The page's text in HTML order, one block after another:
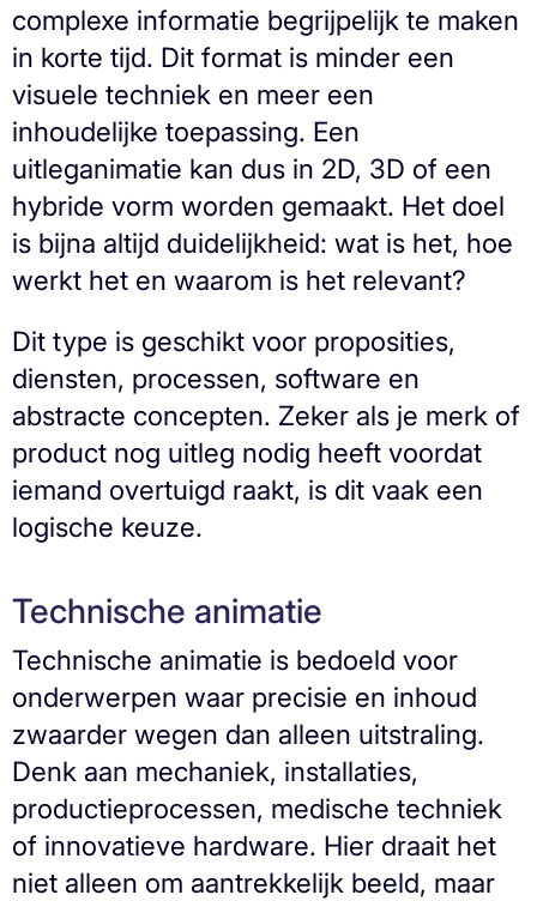
complexe informatie begrijpelijk te maken
in korte tijd. Dit format is minder een
visuele techniek en meer een
inhoudelijke toepassing. Een
uitleganimatie kan dus in 2D, 3D of een
hybride vorm worden gemaakt. Het doel
is bijna altijd duidelijkheid: wat is het, hoe
werkt het en waarom is het relevant?
Dit type is geschikt voor proposities,
diensten, processen, software en
abstracte concepten. Zeker als je merk of
product nog uitleg nodig heeft voordat
iemand overtuigd raakt, is dit vaak een
logische keuze.
Technische animatie
Technische animatie is bedoeld voor
onderwerpen waar precisie en inhoud
zwaarder wegen dan alleen uitstraling.
Denk aan mechaniek, installaties,
productieprocessen, medische techniek
of innovatieve hardware. Hier draait het
niet alleen om aantrekkelijk beeld, maar